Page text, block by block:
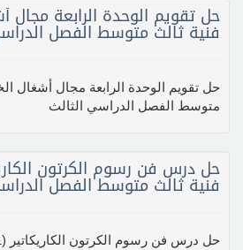
حل تقويم الوحدة الرابعة مجال
فنية ثالث متوسط الفصل
حل تقويم الوحدة الرابعة مجال أشغال
متوسط الفصل الدراسي الثالث
فنية ثالث متوسط الفصل